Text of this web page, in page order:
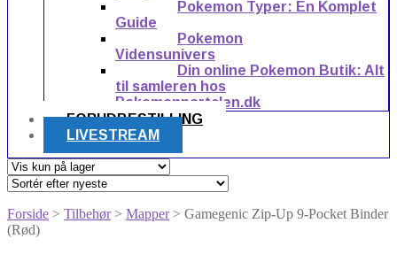
Pokemon Typer: En Komplet
Guide
Pokemon
Vidensunivers
Din online Pokemon Butik: Alt
til samleren hos
Pokemonportalen.dk
FORUDBESTILLING
LIVESTREAM
Forside > Tilbehør> Mapper> Gamegenic Zip-Up 9-Pocket Binder
(Rød)